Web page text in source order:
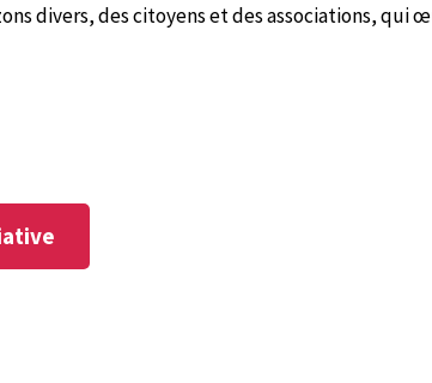
divers, des citoyens et des associations, qui